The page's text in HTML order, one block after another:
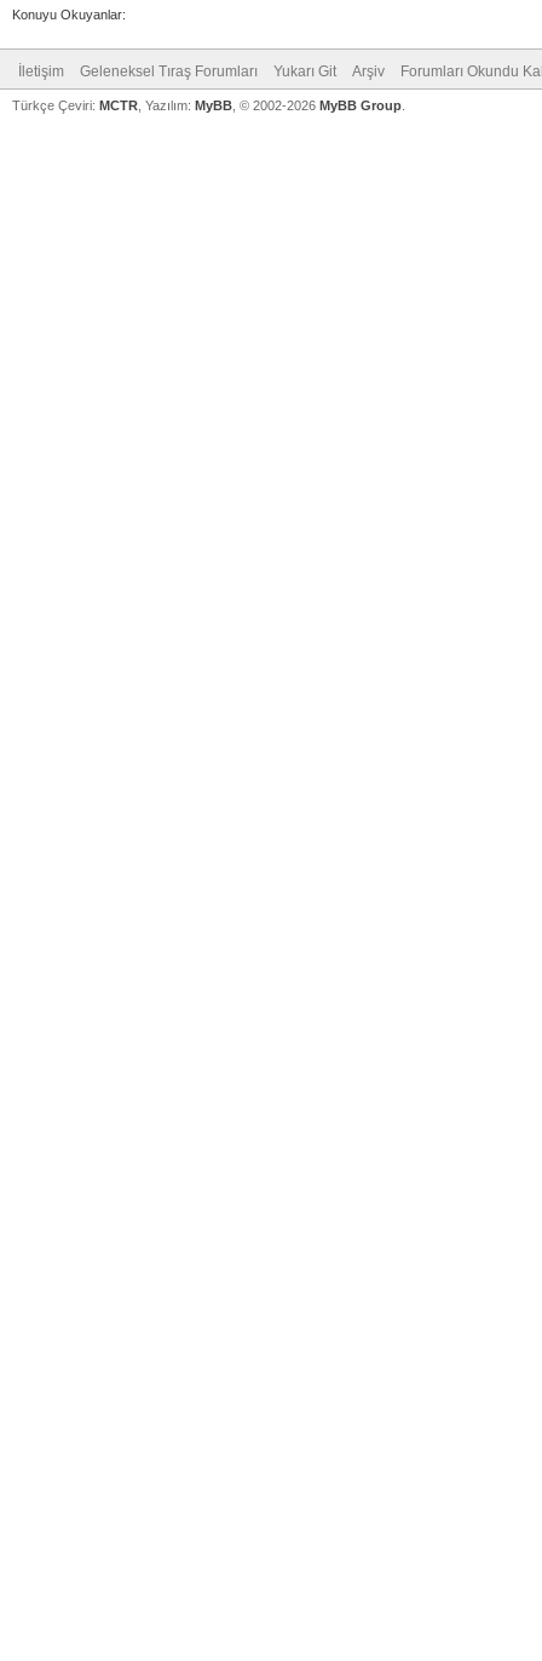
Konuyu Okuyanlar:
İletişim Geleneksel Tıraş Forumları Yukarı Git Arşiv Forumları Okundu
Türkçe Çeviri: MCTR , Yazılım: MyBB , © 2002-2026 MyBB Group